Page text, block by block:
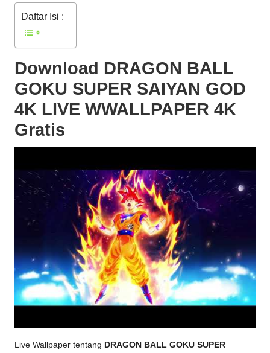
Daftar Isi :
Download DRAGON BALL
GOKU SUPER SAIYAN GOD
4K LIVE WWALLPAPER 4K
Gratis
Live Wallpaper tentang DRAGON BALL GOKU SUPER